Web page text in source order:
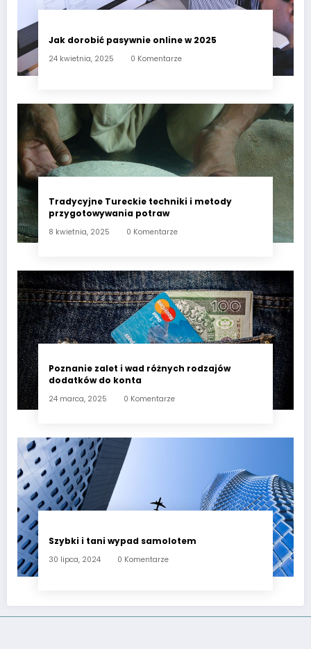
Jak dorobić pasywnie online w 2025
24 kwietnia, 2025 0 Komentarze
Tradycyjne Tureckie techniki i metody
przygotowywania potraw
8 kwietnia, 2025 0 Komentarze
Poznanie zalet i wad różnych rodzajów
dodatków do konta
24 marca, 2025 0 Komentarze
Szybki i tani wypad samolotem
30 lipca, 2024 0 Komentarze